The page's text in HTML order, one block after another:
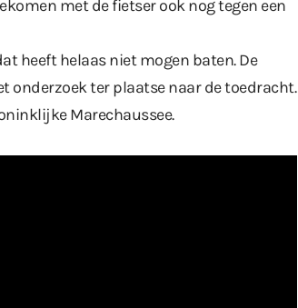
met de fietser ook nog tegen een
heeft helaas niet mogen baten. De
onderzoek ter plaatse naar de toedracht.
Marechaussee.